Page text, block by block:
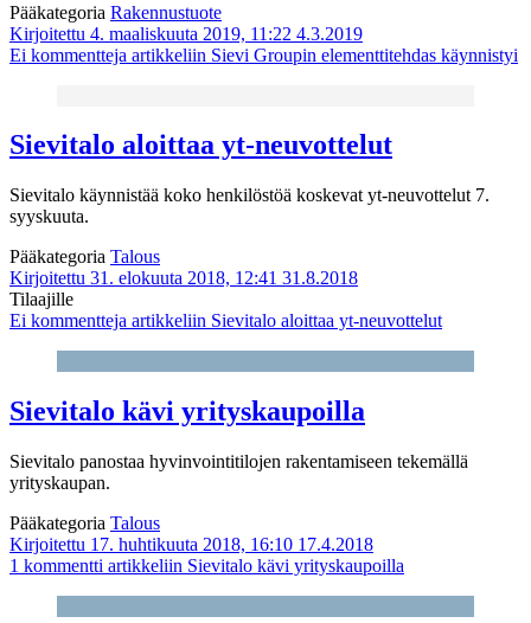
Pääkategoria Rakennustuote
Kirjoitettu 4. maaliskuuta 2019, 11:22 4.3.2019
Ei kommentteja artikkeliin Sievi Groupin elementtitehdas käynnistyi
Sievitalo aloittaa yt-neuvottelut
Sievitalo käynnistää koko henkilöstöä koskevat yt-neuvottelut 7.
syyskuuta.
Pääkategoria Talous
Kirjoitettu 31. elokuuta 2018, 12:41 31.8.2018
Tilaajille
Ei kommentteja artikkeliin Sievitalo aloittaa yt-neuvottelut
Sievitalo kävi yrityskaupoilla
Sievitalo panostaa hyvinvointitilojen rakentamiseen tekemällä
yrityskaupan.
Pääkategoria Talous
Kirjoitettu 17. huhtikuuta 2018, 16:10 17.4.2018
1 kommentti artikkeliin Sievitalo kävi yrityskaupoilla